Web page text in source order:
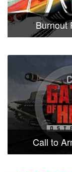
Burnout
Call to